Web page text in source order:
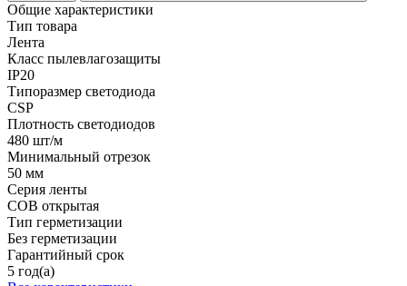
Общие характеристики
Тип товара
Лента
Класс пылевлагозащиты
IP20
Типоразмер светодиода
CSP
Плотность светодиодов
480 шт/м
Минимальный отрезок
50 мм
Серия ленты
COB открытая
Тип герметизации
Без герметизации
Гарантийный срок
5 год(а)